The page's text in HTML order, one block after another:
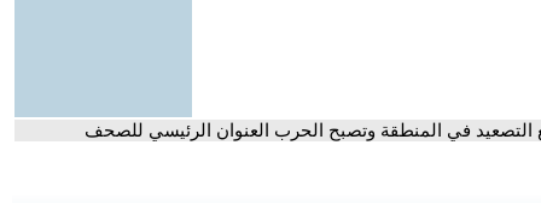
التصعيد في المنطقة وتصبح الحرب العنوان الرئيسي للصحف